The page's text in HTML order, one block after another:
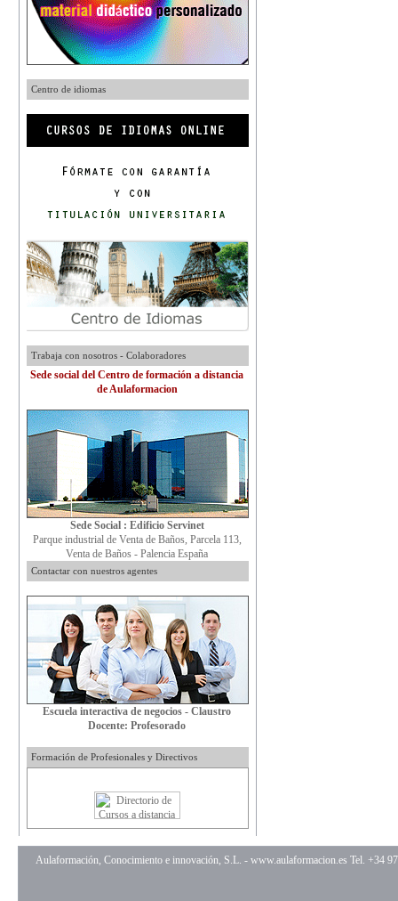
Centro de idiomas
Trabaja con nosotros - Colaboradores
Sede social del Centro de formación a distancia
de Aulaformacion
Sede Social : Edificio Servinet
Parque industrial de Venta de Baños, Parcela 113,
Venta de Baños - Palencia España
Contactar con nuestros agentes
Escuela interactiva de negocios - Claustro
Docente: Profesorado
Formación de Profesionales y Directivos
Aulaformación, Conocimiento e innovación, S.L. -www.aulaformacion.es Tel. +34